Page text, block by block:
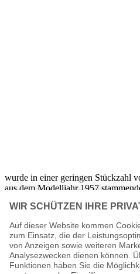
wurde in einer geringen Stückzahl
aus dem Modelljahr 1957
Mai 2009 für umgerechnet 9,02
kann sich nun an einer maximalen
Ferrari Testa Rossa 250 zu einem
aller Zeiten. Ein erzielter
10.900.000 Dollar katapultiert den
Spyder auf Platz vier der teuersten